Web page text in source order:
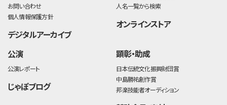
お問い合わせ
個人情報保護方針
デジタルアーカイブ
人名一覧から検索
オンラインストア
公演
公演レポート
じゃぽブログ
顕彰・助成
日本伝統文化振興財団賞
中島勝祐創作賞
邦楽技能者オーディション